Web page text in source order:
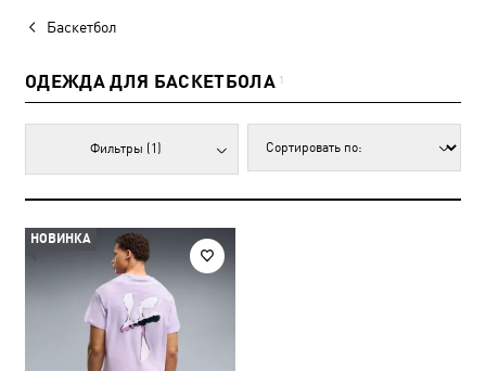
Баскетбол
ОДЕЖДА ДЛЯ БАСКЕТБОЛА 1
Фильтры (1)
НОВИНКА